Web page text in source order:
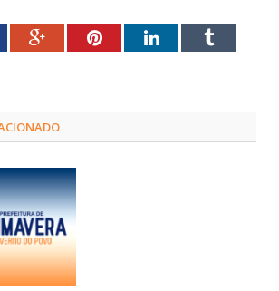
Google+PinterestLinkedInTumblr